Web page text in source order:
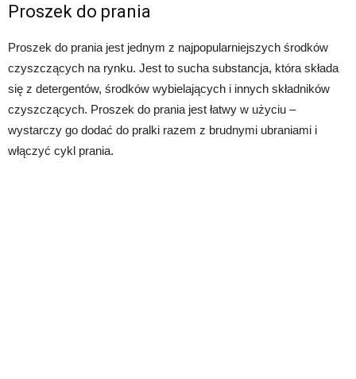
Proszek do prania
Proszek do prania jest jednym z najpopularniejszych środków
czyszczących na rynku. Jest to sucha substancja, która składa
się z detergentów, środków wybielających i innych składników
czyszczących. Proszek do prania jest łatwy w użyciu –
wystarczy go dodać do pralki razem z brudnymi ubraniami i
włączyć cykl prania.